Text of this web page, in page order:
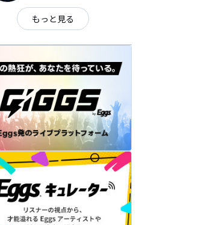
もっと見る